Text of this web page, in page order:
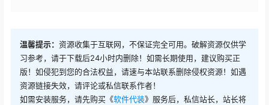
温馨提示： 资源收集于互联网，不保证完全可用。破解资源仅供学
习参考，请于下载后24小时内删除！如需长期使用，建议购买正
版！如侵犯到您的合法权益，请速与本站联系删除侵权资源！如遇
资源链接失效，请评论或私信联系作者！
如需安装服务，请先购买《软件代装》服务后，私信站长，站长将